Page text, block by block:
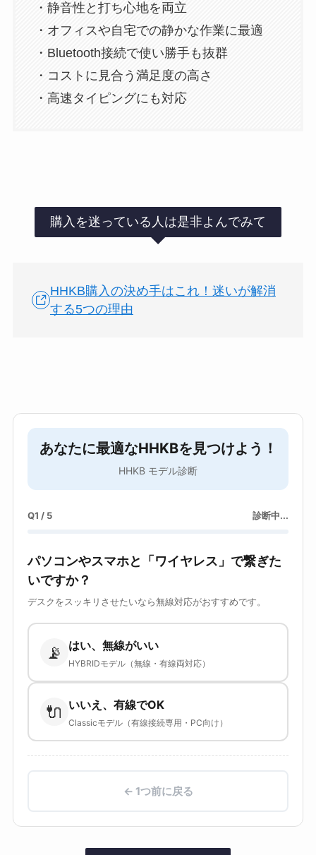
・静音性と打ち心地を両立
・オフィスや自宅での静かな作業に最適
・Bluetooth接続で使い勝手も抜群
・コストに見合う満足度の高さ
・高速タイピングにも対応
購入を迷っている人は是非よんでみて
HHKB購入の決め手はこれ！迷いが解消
する5つの理由
あなたに最適なHHKBを見つけよう！
HHKB モデル診断
Q1 / 5 診断中...
パソコンやスマホと「ワイヤレス」で繋ぎた
いですか？
デスクをスッキリさせたいなら無線対応がおすすめです。
📡 はい、無線がいい
HYBRIDモデル（無線・有線両対応）
🔌 いいえ、有線でOK
Classicモデル（有線接続専用・PC向け）
← 1つ前に戻る